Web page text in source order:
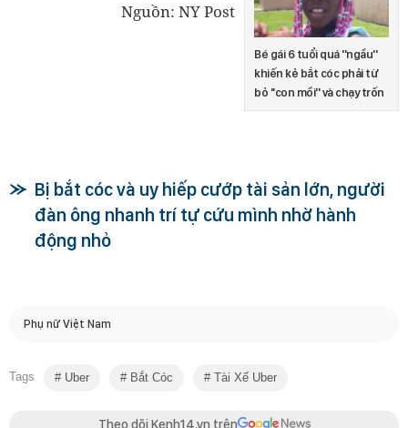
Bé gái 6 tuổi quá ''ngầu''
khiến kẻ bắt cóc phải từ
bỏ ''con mồi'' và chạy trốn
Nguồn: NY Post
Bị bắt cóc và uy hiếp cướp tài sản lớn, người
đàn ông nhanh trí tự cứu mình nhờ hành
động nhỏ
Phụ nữ Việt Nam
Tags Uber Bắt Cóc Tài Xế Uber
Theo dõi Kenh14.vn trên